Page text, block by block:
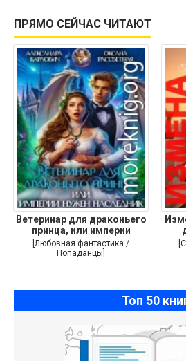
ПРЯМО СЕЙЧАС ЧИТАЮТ
Ветеринар для драконьего
принца, или империи
[Любовная фантастика /
Попаданцы]
Топ 50